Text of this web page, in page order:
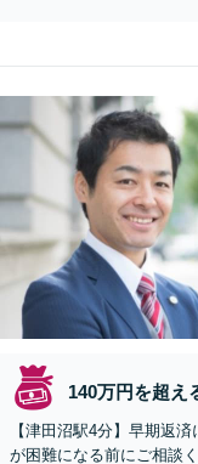
140万円を超え
【津田沼駅4分】早期返
が困難になる前にご相談